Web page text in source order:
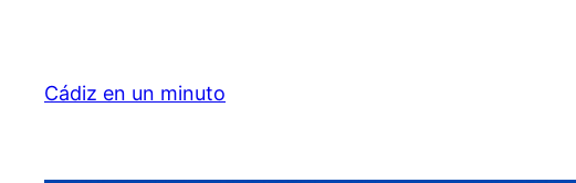
contenido
Cádiz en un minuto